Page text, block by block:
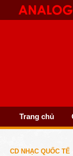
Trang chủ
CD NHẠC QUỐC TẾ